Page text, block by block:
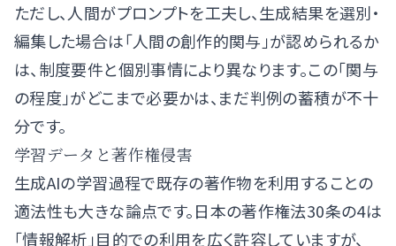
ただし、人間がプロンプトを工夫し、生成結果を選別・
編集した場合は「人間の創作的関与」が認められるか
は、制度要件と個別事情により異なります。この「関与
の程度」がどこまで必要かは、まだ判例の蓄積が不十
分です。
学習データと著作権侵害
生成AIの学習過程で既存の著作物を利用することの
適法性も大きな論点です。日本の著作権法30条の4は
「情報解析」目的での利用を広く許容していますが、